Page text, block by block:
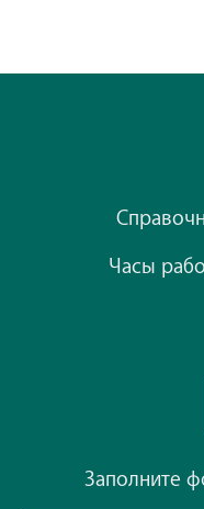
Часы
Заполните